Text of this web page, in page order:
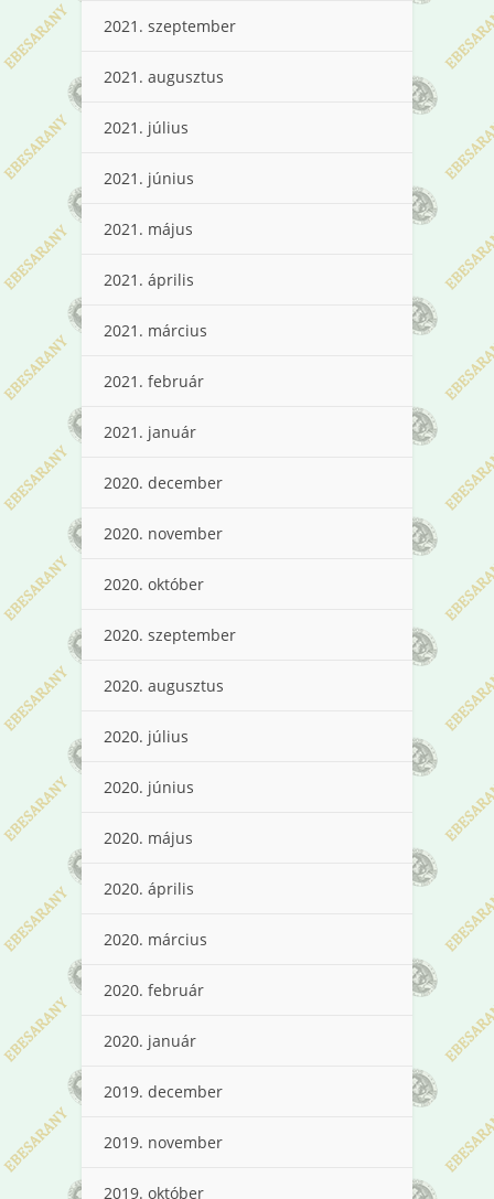
2021. szeptember
2021. augusztus
2021. július
2021. június
2021. május
2021. április
2021. március
2021. február
2021. január
2020. december
2020. november
2020. október
2020. szeptember
2020. augusztus
2020. július
2020. június
2020. május
2020. április
2020. március
2020. február
2020. január
2019. december
2019. november
2019. október